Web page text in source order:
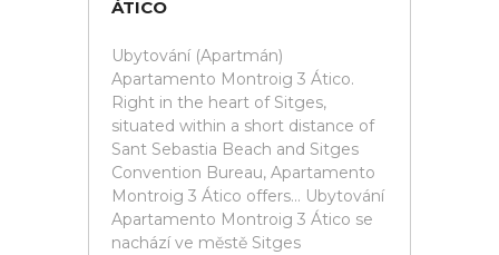
ÁTICO
Ubytování (Apartmán)
Apartamento Montroig 3 Ático.
Right in the heart of Sitges,
situated within a short distance of
Sant Sebastia Beach and Sitges
Convention Bureau, Apartamento
Montroig 3 Ático offers... Ubytování
Apartamento Montroig 3 Ático se
nachází ve městě Sitges